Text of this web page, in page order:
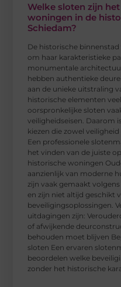
Welke sloten zijn
woningen in de
Schiedam?
De historische
om haar karakteristieke
monumentale
hebben authentieke
aan de unieke uitstraling
historische elementen
oorspronkelijke sloten
veiligheidseisen. Daarom
kiezen die zowel
Een professionele
het vinden van de juiste
historische woningen
aanzienlijk van moderne
zijn vaak gemaakt
en zijn niet altijd geschikt
beveiligingsoplossingen.
uitdagingen zijn:
of afwijkende
behouden moet blijven
sloten Een ervaren
beoordelen welke
zonder het historische